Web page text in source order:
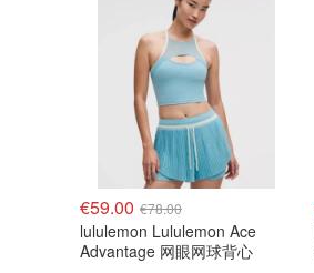
€59.00 €78.00
lululemon Lululemon Ace
Advantage 网眼网球背心